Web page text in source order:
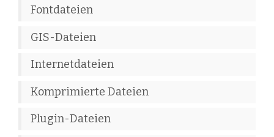
Fontdateien
GIS-Dateien
Internetdateien
Komprimierte Dateien
Plugin-Dateien